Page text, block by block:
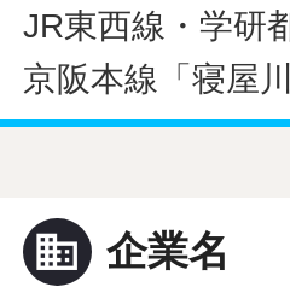
JR東西線・学研
京阪本線「寝屋
business 企業名